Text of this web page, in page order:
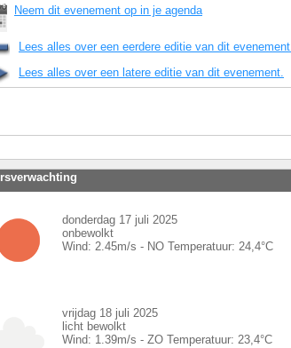
Neem dit evenement op in je agenda
Lees alles over een eerdere editie van dit evenement.
Lees alles over een latere editie van dit evenement.
donderdag 17 juli 2025
onbewolkt
Wind: 2.45m/s - NO Temperatuur: 24,4°C
vrijdag 18 juli 2025
licht bewolkt
Wind: 1.39m/s - ZO Temperatuur: 23,4°C